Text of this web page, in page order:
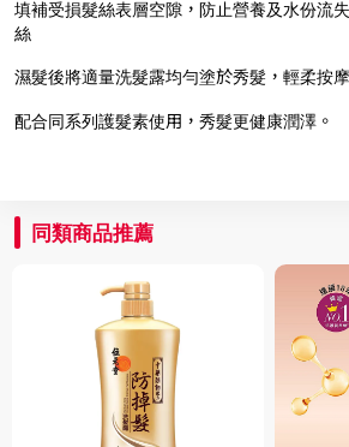
填補受損髮絲表層空隙，防止營養及水份流
絲
濕髮後將適量洗髮露均勻塗於秀髮，輕柔按
配合同系列護髮素使用，秀髮更健康潤澤。
同類商品推薦